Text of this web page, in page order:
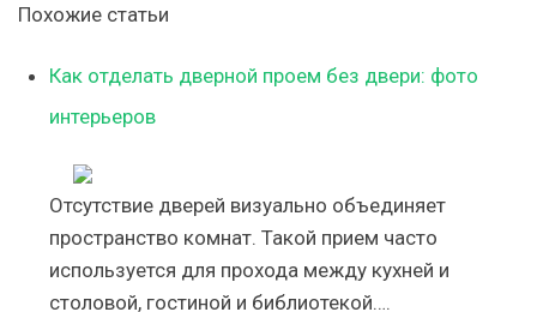
Похожие статьи
Как отделать дверной проем без двери: фото
интерьеров
Отсутствие дверей визуально объединяет
пространство комнат. Такой прием часто
используется для прохода между кухней и
столовой, гостиной и библиотекой….